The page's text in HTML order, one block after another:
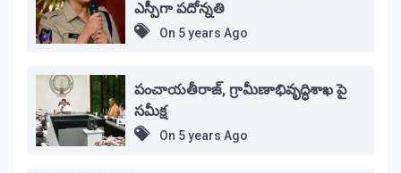
ఎస్పీగా పదోన్నతి
On 5 years Ago
పంచాయతీరాజ్, గ్రామీణాభివృద్ధిశాఖ పై
సమీక్ష
On 5 years Ago